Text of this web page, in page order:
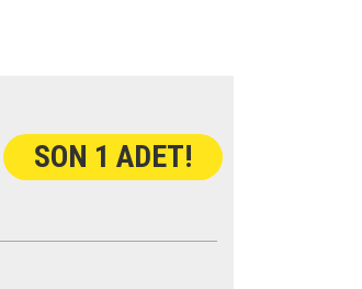
SON 1 ADET!